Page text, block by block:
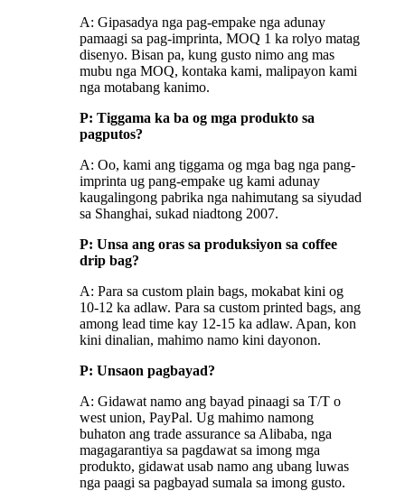
A: Gipasadya nga pag-empake nga adunay
pamaagi sa pag-imprinta, MOQ 1 ka rolyo matag
disenyo. Bisan pa, kung gusto nimo ang mas
mubu nga MOQ, kontaka kami, malipayon kami
nga motabang kanimo.
P: Tiggama ka ba og mga produkto sa
pagputos?
A: Oo, kami ang tiggama og mga bag nga pang-
imprinta ug pang-empake ug kami adunay
kaugalingong pabrika nga nahimutang sa siyudad
sa Shanghai, sukad niadtong 2007.
P: Unsa ang oras sa produksiyon sa coffee
drip bag?
A: Para sa custom plain bags, mokabat kini og
10-12 ka adlaw. Para sa custom printed bags, ang
among lead time kay 12-15 ka adlaw. Apan, kon
kini dinalian, mahimo namo kini dayonon.
P: Unsaon pagbayad?
A: Gidawat namo ang bayad pinaagi sa T/T o
west union, PayPal. Ug mahimo namong
buhaton ang trade assurance sa Alibaba, nga
magagarantiya sa pagdawat sa imong mga
produkto, gidawat usab namo ang ubang luwas
nga paagi sa pagbayad sumala sa imong gusto.